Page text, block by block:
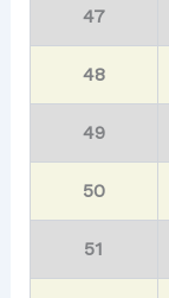
47
48
49
50
51